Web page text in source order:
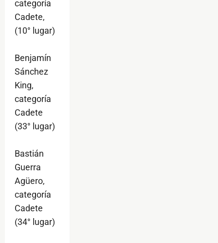
categoría
Cadete,
(10° lugar)
Benjamín
Sánchez
King,
categoría
Cadete
(33° lugar)
Bastián
Guerra
Agüero,
categoría
Cadete
(34° lugar)